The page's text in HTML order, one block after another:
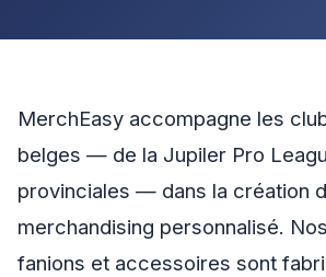
MerchEasy accompagne les
belges — de la Jupiler Pro
provinciales — dans la création
merchandising personnalisé.
fanions et accessoires sont